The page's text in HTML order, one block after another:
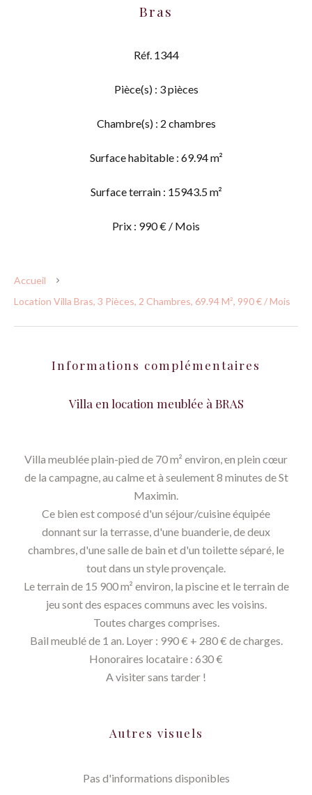
Bras
Réf. 1344
Pièce(s) : 3 pièces
Chambre(s) : 2 chambres
Surface habitable : 69.94 m²
Surface terrain : 15943.5 m²
Prix : 990 € / Mois
Accueil
Location Villa Bras, 3 Pièces, 2 Chambres, 69.94 M², 990 € / Mois
Informations complémentaires
Villa en location meublée à BRAS
Villa meublée plain-pied de 70 m² environ, en plein cœur
de la campagne, au calme et à seulement 8 minutes de St
Maximin.
Ce bien est composé d'un séjour/cuisine équipée
donnant sur la terrasse, d'une buanderie, de deux
chambres, d'une salle de bain et d'un toilette séparé, le
tout dans un style provençale.
Le terrain de 15 900 m² environ, la piscine et le terrain de
jeu sont des espaces communs avec les voisins.
Toutes charges comprises.
Bail meublé de 1 an. Loyer : 990 € + 280 € de charges.
Honoraires locataire : 630 €
A visiter sans tarder !
Autres visuels
Pas d'informations disponibles